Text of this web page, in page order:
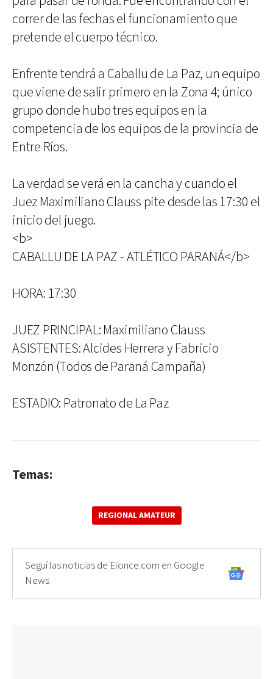
correr de las fechas el funcionamiento que
pretende el cuerpo técnico.
Enfrente tendrá a Caballu de La Paz, un equipo
que viene de salir primero en la Zona 4; único
grupo donde hubo tres equipos en la
competencia de los equipos de la provincia de
Entre Ríos.
La verdad se verá en la cancha y cuando el
Juez Maximiliano Clauss pite desde las 17:30 el
inicio del juego.
<b>
CABALLU DE LA PAZ - ATLÉTICO PARANÁ</b>
HORA: 17:30
JUEZ PRINCIPAL: Maximiliano Clauss
ASISTENTES: Alcides Herrera y Fabricio
Monzón (Todos de Paraná Campaña)
ESTADIO: Patronato de La Paz
Temas:
REGIONAL AMATEUR
Seguí las noticias de Elonce.com en Google
News